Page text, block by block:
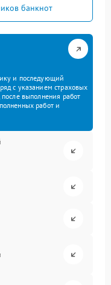
банкнот
и последующий
с указанием страховых
выполнения работ
работ и